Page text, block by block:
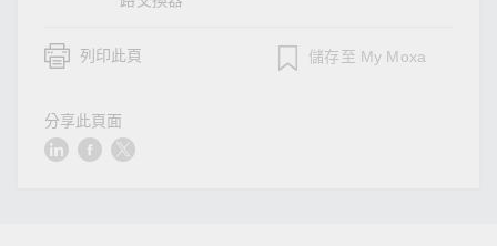
列印此頁 儲存至 My Moxa
分享此頁面